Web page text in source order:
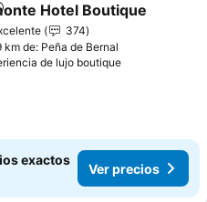
a favoritos
Hotel Boutique
374
km de: Peña de Bernal
de lujo boutique
exactos
Ver precios